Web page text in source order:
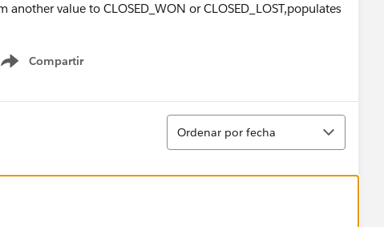
value to CLOSED_WON or CLOSED_LOST,populates
Compartir
Show menu
Ordenar
Ordenar por fecha